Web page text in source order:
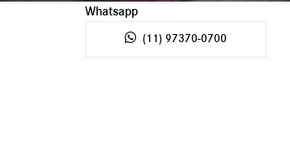
Whatsapp
(11) 97370-0700